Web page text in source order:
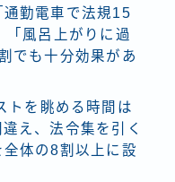
勤電車で法規15
「風呂上がりに過
でも十分効果があ
トを眺める時間は
え、法令集を引く
体の8割以上に設